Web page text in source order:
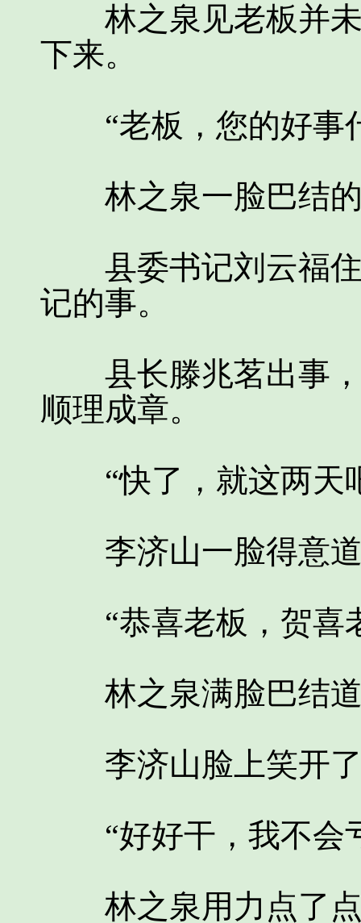
林之泉见老板并未
下来。
“老板，您的好事
林之泉一脸巴结
县委书记刘云福住
记的事。
县长滕兆茗出事，
顺理成章。
“快了，就这两天
李济山一脸得意
“恭喜老板，贺喜
林之泉满脸巴结道
李济山脸上笑开了
“好好干，我不会
林之泉用力点了点